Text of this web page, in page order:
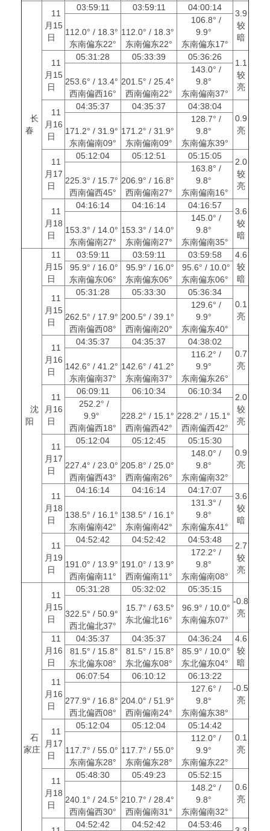
长
春
11
月15
日
03:59:11 03:59:11 04:00:14
3.9
较
暗
112.0° / 18.3°
东南偏东22°
112.0° / 18.3°
东南偏东22°
106.8° /
9.9°
东南偏东17°
11
月15
日
05:31:28 05:33:39 05:36:26
1.1
较
亮
253.6° / 13.4°
西南偏西16°
201.5° / 25.4°
西南偏南22°
143.0° /
9.8°
东南偏南37°
11
月16
日
04:35:37 04:35:37
04:38:04
0.9
亮
171.2° / 31.9°
东南偏南09°
171.2° / 31.9°
东南偏南09°
128.7° /
9.8°
东南偏东39°
11
月17
日
05:12:04 05:12:51 05:15:05
2.0
较
亮
225.3° / 15.7°
西南偏西45°
206.9° / 16.8°
西南偏南27°
163.8° /
9.8°
东南偏南16°
11
月18
日
04:16:14 04:16:14 04:16:57
3.6
较
暗
153.3° / 14.0°
东南偏南27°
153.3° / 14.0°
东南偏南27°
145.0° /
9.8°
东南偏南35°
沈
阳
11
月15
日
03:59:11 03:59:11 03:59:58
4.6
较
暗
95.9° / 16.0°
东南偏东06°
95.9° / 16.0°
东南偏东06°
95.6° / 10.0°
东南偏东06°
11
月15
日
05:31:28 05:33:30
05:36:34
0.1
亮
262.5° / 17.9°
西南偏西08°
200.5° / 39.1°
西南偏南20°
129.6° /
9.9°
东南偏东40°
11
月16
日
04:35:37 04:35:37
04:38:02
0.7
亮
142.6° / 41.2°
东南偏南37°
142.6° / 41.2°
东南偏南37°
116.2° /
9.9°
东南偏东26°
11
月16
日
06:09:11 06:10:34 06:10:34
2.0
较
亮
252.2° /
9.9°
西南偏西18°
228.2° / 15.1°
西南偏西42°
228.2° / 15.1°
西南偏西42°
11
月17
日
05:12:04 05:12:45
05:15:30
0.9
亮
227.4° / 23.0°
西南偏西43°
205.8° / 25.0°
西南偏南26°
148.0° /
9.8°
东南偏南32°
11
月18
日
04:16:14 04:16:14 04:17:07
3.6
较
暗
138.5° / 16.1°
东南偏南42°
138.5° / 16.1°
东南偏南42°
131.3° /
9.8°
东南偏东41°
11
月19
日
04:52:42 04:52:42 04:53:48
2.7
较
亮
191.0° / 13.9°
西南偏南11°
191.0° / 13.9°
西南偏南11°
172.2° /
9.8°
东南偏南08°
石
家庄
11
月15
日
05:31:28 05:32:02
05:35:15
-0.8
亮
322.5° / 50.9°
西北偏北37°
15.7° / 63.5°
东北偏北16°
96.9° / 10.0°
东南偏东07°
11
月16
日
04:35:37 04:35:37 04:36:24
4.6
较
暗
81.5° / 15.8°
东北偏东08°
81.5° / 15.8°
东北偏东08°
85.9° / 10.0°
东北偏东04°
11
月16
日
06:07:54 06:10:12
06:13:22
-0.5
亮
277.9° / 16.8°
西北偏西08°
204.0° / 51.9°
西南偏南24°
127.6° /
9.8°
东南偏东38°
11
月17
日
05:12:04 05:12:04
05:14:42
0.1
亮
117.7° / 55.0°
东南偏东28°
117.7° / 55.0°
东南偏东28°
112.0° /
9.9°
东南偏东22°
11
月18
日
05:48:30 05:49:23
05:52:15
0.6
亮
240.1° / 24.5°
西南偏西30°
210.7° / 28.4°
西南偏南31°
148.2° /
9.8°
东南偏南32°
04:52:42 04:52:42 04:53:46